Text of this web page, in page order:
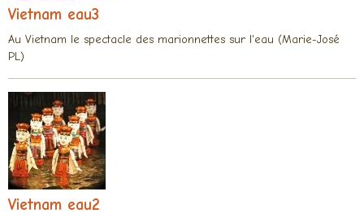
Vietnam eau3
Au Vietnam le spectacle des marionnettes sur l'eau (Marie-José
PL)
Vietnam eau2